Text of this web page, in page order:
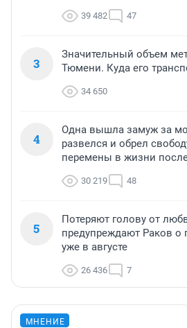
39 482 47
3
Значительный объем
Тюмени. Куда его
34 650
4
Одна вышла замуж за
развелся и обрел
перемены в жизни
30 219 48
5
Потеряют голову от
предупреждают Раков о
уже в августе
26 436 7
МНЕНИЕ